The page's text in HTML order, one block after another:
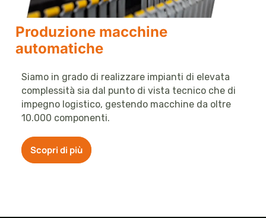
Produzione macchine
automatiche
Siamo in grado di realizzare impianti di elevata
complessità sia dal punto di vista tecnico che di
impegno logistico, gestendo macchine da oltre
10.000 componenti.
Scopri di più